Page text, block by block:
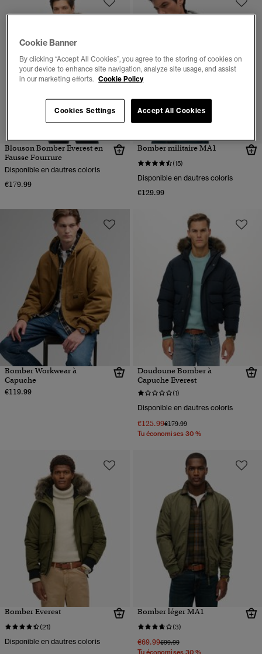
Blouson Bomber Everest en
Fausse Fourrure
Disponible en dautres coloris
€179.99
Bomber militaire MA1
(15)
Disponible en dautres coloris
€129.99
Bomber Workwear à
Capuche
€119.99
Doudoune Bomber à
Capuche Everest
(1)
Disponible en dautres coloris
€125.99Prix réduit de
€179.99à
Tu économises 30 %
Bomber Everest
(21)
Disponible en dautres coloris
Bomber léger MA1
(3)
€69.99Prix réduit de
€99.99à
Tu économises 30 %
Cookie Banner
By clicking “Accept All Cookies”, you agree to the storing of cookies on
your device to enhance site navigation, analyze site usage, and assist
in our marketing efforts. Cookie Policy
Cookies Settings Accept All Cookies